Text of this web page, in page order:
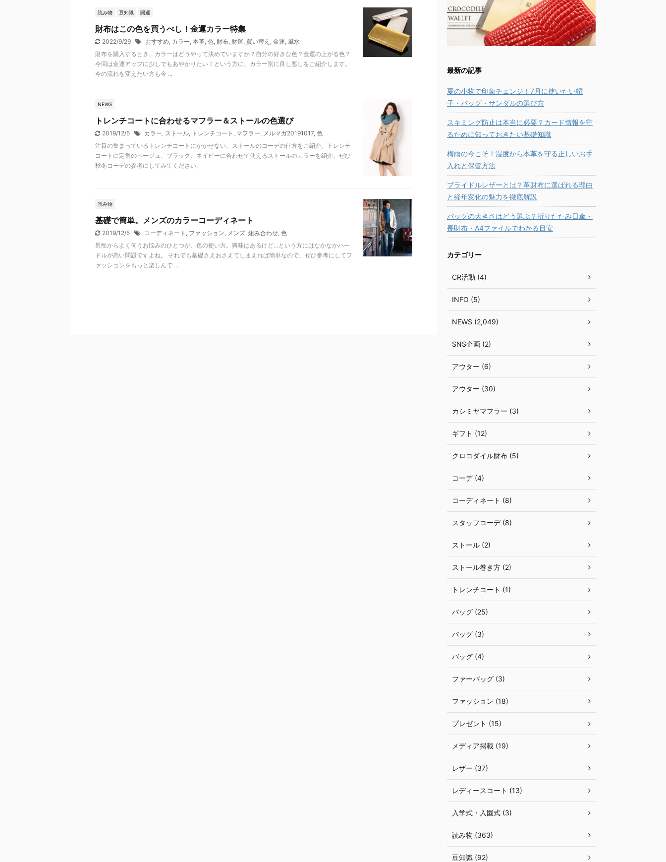
読み物 豆知識 開運
財布はこの色を買うべし！金運カラー特集
2022/9/29 おすすめ, カラー, 本革, 色, 財布, 財運, 買い替え , 金運, 風水
財布を購入するとき、カラーはどうやって決めていますか？自分の好きな色？金運の上がる色？
今回は金運アップに少しでもあやかりたい！という方に、カラー別に良し悪しをご紹介します。
今の流れを変えたい方も今 ...
NEWS
トレンチコートに合わせるマフラー＆ストールの色選び
2019/12/5 カラー, ストール, トレンチコート , マフラー, メルマガ20191017, 色
注目の集まっているトレンチコートにかかせない、ストールのコーデの仕方をご紹介。トレンチ
コートに定番のベージュ、ブラック、ネイビーに合わせて使えるストールのカラーを紹介。ぜひ
秋冬コーデの参考にしてみてください。
読み物
基礎で簡単。メンズのカラーコーディネート
2019/12/5 コーディネート , ファッション, メンズ, 組み合わせ, 色
男性からよく伺うお悩みのひとつが、色の使い方。興味はあるけど…という方にはなかなかハー
ドルが高い問題ですよね。 それでも基礎さえおさえてしまえれば簡単なので、ぜひ参考にしてフ
ァッションをもっと楽しんで ...
最新の記事
夏の小物で印象チェンジ！7月に使いたい帽
子・バッグ・サンダルの選び方
スキミング防止は本当に必要？カード情報を守
るために知っておきたい基礎知識
梅雨の今こそ！湿度から本革を守る正しいお手
入れと保管方法
ブライドルレザーとは？革財布に選ばれる理由
と経年変化の魅力を徹底解説
バッグの大きさはどう選ぶ？折りたたみ日傘・
長財布・A4ファイルでわかる目安
カテゴリー
CR活動 (4)
INFO (5)
NEWS (2,049)
SNS企画 (2)
アウター (6)
アウター (30)
カシミヤマフラー (3)
ギフト (12)
クロコダイル財布 (5)
コーデ (4)
コーディネート (8)
スタッフコーデ (8)
ストール (2)
ストール巻き方 (2)
トレンチコート (1)
バッグ (25)
バッグ (3)
バッグ (4)
ファーバッグ (3)
ファッション (18)
プレゼント (15)
メディア掲載 (19)
レザー (37)
レディースコート (13)
入学式・入園式 (3)
読み物 (363)
豆知識 (92)